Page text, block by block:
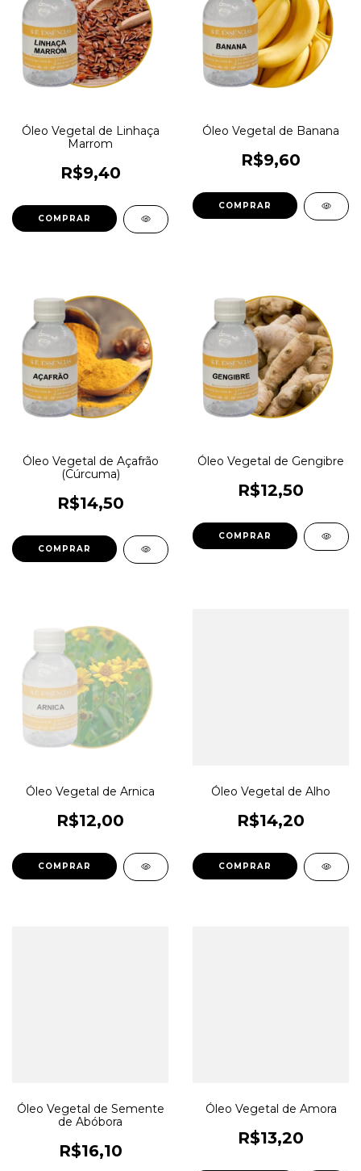
Óleo Vegetal de Linhaça
Marrom
R$9,40
COMPRAR
Óleo Vegetal de Banana
R$9,60
COMPRAR
Óleo Vegetal de Açafrão
(Cúrcuma)
R$14,50
COMPRAR
Óleo Vegetal de Gengibre
R$12,50
COMPRAR
Óleo Vegetal de Arnica
R$12,00
COMPRAR
Óleo Vegetal de Alho
R$14,20
COMPRAR
Óleo Vegetal de Semente
de Abóbora
R$16,10
Óleo Vegetal de Amora
R$13,20